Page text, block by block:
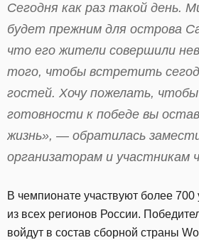
Сегодня как раз такой день.
будет прежним для острова
что его жители совершили
того, чтобы встретить
гостей. Хочу пожелать,
готовности к победе вы
жизнь», — обратилась
организаторам и участникам
В чемпионате участвуют более 700
из всех регионов России.
войдут в состав сборной страны